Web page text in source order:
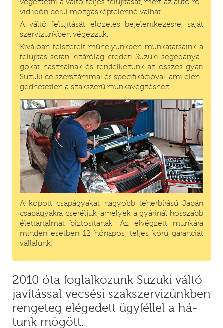
2010 óta fog­lal­ko­zunk Su­zu­ki vál­tó
ja­ví­tás­sal ve­csé­si szak­szer­vi­zünk­ben
ren­ge­teg elé­ge­dett ügy­fél­lel a há­
tunk mö­gött.
vé­gez­tet­ni a vál­tó tel­jes fel­újí­tá­sát, mert az au­tó rö­
vid időn be­lül moz­gás­kép­te­len­né vál­hat
A vál­tó fel­újí­tá­sát elő­ze­tes bejelent­ke­zésre, sa­ját
szer­vi­zünk­ben vé­gez­zük.
Ki­vá­ló­an fel­sze­relt műhe­lyünk­ben mun­ka­tár­sa­ink a
fel­újí­tás so­rán kizáró­lag ere­deti Su­zu­ki segéd­anya­
gokat hasz­nál­nak és ren­del­ke­zünk az összes gyá­ri
Su­zu­ki cél­szer­számmal és specifi­kációval, ami el­en­
ged­he­tet­len a szak­szerű munka­vég­zés­hez.
A ko­pott csap­ágyakat na­gyobb teher­bírá­sú Ja­pán
csap­ágyak­ra cse­rél­jük, ame­lyek a gyá­ri­nál hosszabb
élet­tar­talmat biz­to­sí­tanak. Az elvég­zett mun­ká­ra
min­den eset­ben 12 hó­na­pos, tel­jes kö­rű ga­ran­ci­át
vál­la­lunk!